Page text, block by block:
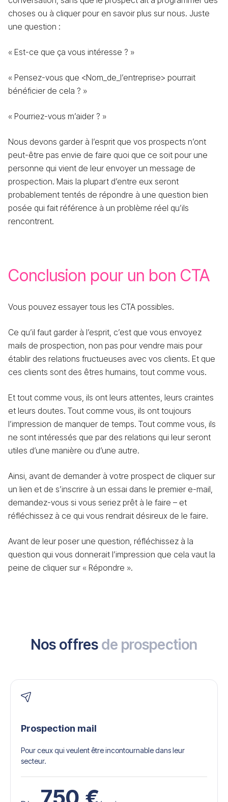
choses ou à cliquer pour en savoir plus sur nous. Juste
une question :
« Est-ce que ça vous intéresse ? »
« Pensez-vous que <Nom_de_l’entreprise> pourrait
bénéficier de cela ? »
« Pourriez-vous m’aider ? »
Nous devons garder à l’esprit que vos prospects n’ont
peut-être pas envie de faire quoi que ce soit pour une
personne qui vient de leur envoyer un message de
prospection. Mais la plupart d’entre eux seront
probablement tentés de répondre à une question bien
posée qui fait référence à un problème réel qu’ils
rencontrent.
Conclusion pour un bon CTA
Vous pouvez essayer tous les CTA possibles.
Ce qu’il faut garder à l’esprit, c’est que vous envoyez
mails de prospection, non pas pour vendre mais pour
établir des relations fructueuses avec vos clients. Et que
ces clients sont des êtres humains, tout comme vous.
Et tout comme vous, ils ont leurs attentes, leurs craintes
et leurs doutes. Tout comme vous, ils ont toujours
l’impression de manquer de temps. Tout comme vous, ils
ne sont intéressés que par des relations qui leur seront
utiles d’une manière ou d’une autre.
Ainsi, avant de demander à votre prospect de cliquer sur
un lien et de s’inscrire à un essai dans le premier e-mail,
demandez-vous si vous seriez prêt à le faire – et
réfléchissez à ce qui vous rendrait désireux de le faire.
Avant de leur poser une question, réfléchissez à la
question qui vous donnerait l’impression que cela vaut la
peine de cliquer sur « Répondre ».
Nos offres de prospection
Prospection mail
Pour ceux qui veulent être incontournable dans leur
secteur.